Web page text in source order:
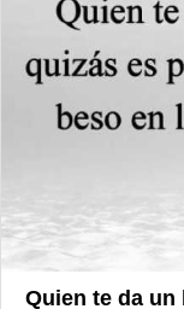
Quien te da un